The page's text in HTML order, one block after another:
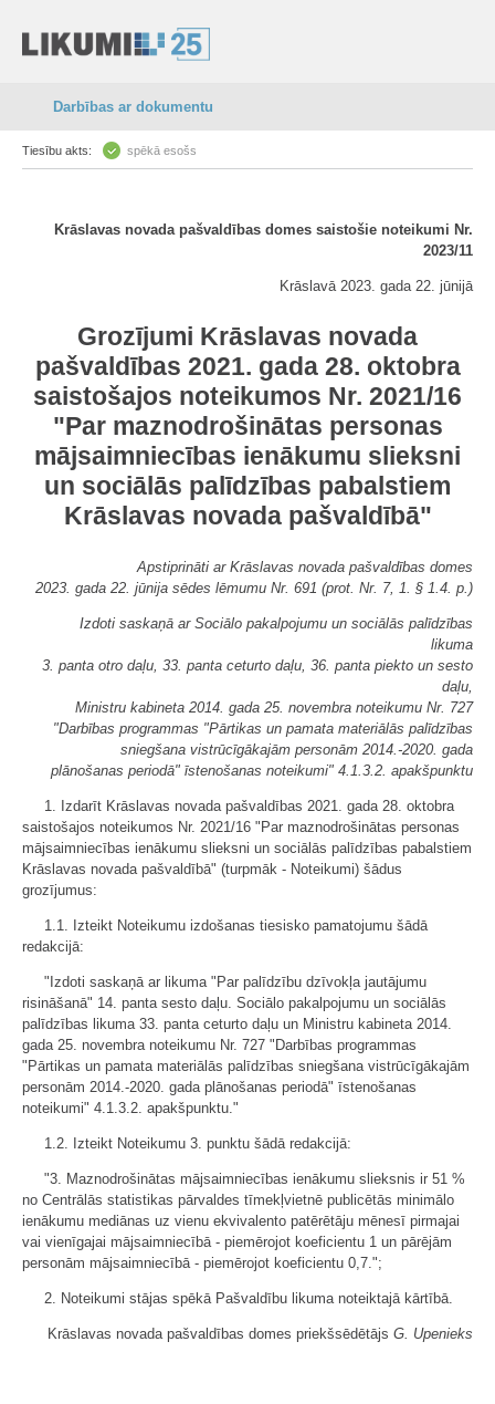
Darbības ar dokumentu
Tiesību akts: spēkā esošs
Krāslavas novada pašvaldības domes saistošie noteikumi Nr.
2023/11
Krāslavā 2023. gada 22. jūnijā
Grozījumi Krāslavas novada
pašvaldības 2021. gada 28. oktobra
saistošajos noteikumos Nr. 2021/16
"Par maznodrošinātas personas
mājsaimniecības ienākumu slieksni
un sociālās palīdzības pabalstiem
Krāslavas novada pašvaldībā"
Apstiprināti ar Krāslavas novada pašvaldības domes
2023. gada 22. jūnija sēdes lēmumu Nr. 691 (prot. Nr. 7, 1. § 1.4. p.)
Izdoti saskaņā ar Sociālo pakalpojumu un sociālās palīdzības
likuma
3. panta otro daļu, 33. panta ceturto daļu, 36. panta piekto un sesto
daļu,
Ministru kabineta 2014. gada 25. novembra noteikumu Nr. 727
"Darbības programmas "Pārtikas un pamata materiālās palīdzības
sniegšana vistrūcīgākajām personām 2014.-2020. gada
plānošanas periodā" īstenošanas noteikumi" 4.1.3.2. apakšpunktu
1. Izdarīt Krāslavas novada pašvaldības 2021. gada 28. oktobra
saistošajos noteikumos Nr. 2021/16 "Par maznodrošinātas personas
mājsaimniecības ienākumu slieksni un sociālās palīdzības pabalstiem
Krāslavas novada pašvaldībā" (turpmāk - Noteikumi) šādus
grozījumus:
1.1. Izteikt Noteikumu izdošanas tiesisko pamatojumu šādā
redakcijā:
"Izdoti saskaņā ar likuma "Par palīdzību dzīvokļa jautājumu
risināšanā" 14. panta sesto daļu. Sociālo pakalpojumu un sociālās
palīdzības likuma 33. panta ceturto daļu un Ministru kabineta 2014.
gada 25. novembra noteikumu Nr. 727 "Darbības programmas
"Pārtikas un pamata materiālās palīdzības sniegšana vistrūcīgākajām
personām 2014.-2020. gada plānošanas periodā" īstenošanas
noteikumi" 4.1.3.2. apakšpunktu."
1.2. Izteikt Noteikumu 3. punktu šādā redakcijā:
"3. Maznodrošinātas mājsaimniecības ienākumu slieksnis ir 51 %
no Centrālās statistikas pārvaldes tīmekļvietnē publicētās minimālo
ienākumu mediānas uz vienu ekvivalento patērētāju mēnesī pirmajai
vai vienīgajai mājsaimniecībā - piemērojot koeficientu 1 un pārējām
personām mājsaimniecībā - piemērojot koeficientu 0,7.";
2. Noteikumi stājas spēkā Pašvaldību likuma noteiktajā kārtībā.
Krāslavas novada pašvaldības domes priekšsēdētājs G. Upenieks